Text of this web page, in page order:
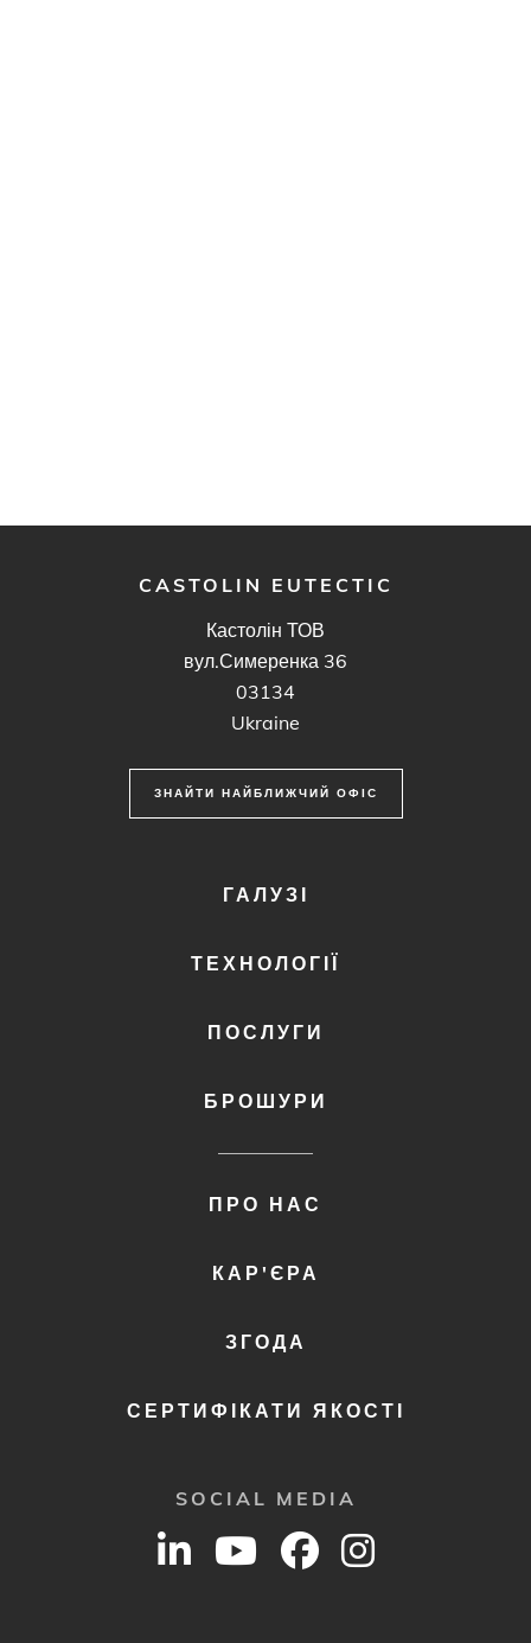
CASTOLIN EUTECTIC
Кастолін ТОВ
вул.Симеренка 36
03134
Ukraine
ЗНАЙТИ НАЙБЛИЖЧИЙ ОФІС
ГАЛУЗІ
ТЕХНОЛОГІЇ
ПОСЛУГИ
БРОШУРИ
ПРО НАС
КАР'ЄРА
ЗГОДА
СЕРТИФІКАТИ ЯКОСТІ
SOCIAL MEDIA